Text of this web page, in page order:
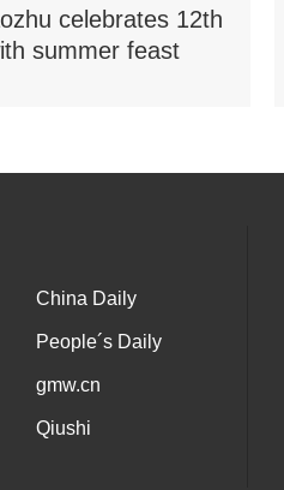
celebrates 12th
summer feast
China Daily
People´s Daily
gmw.cn
Qiushi